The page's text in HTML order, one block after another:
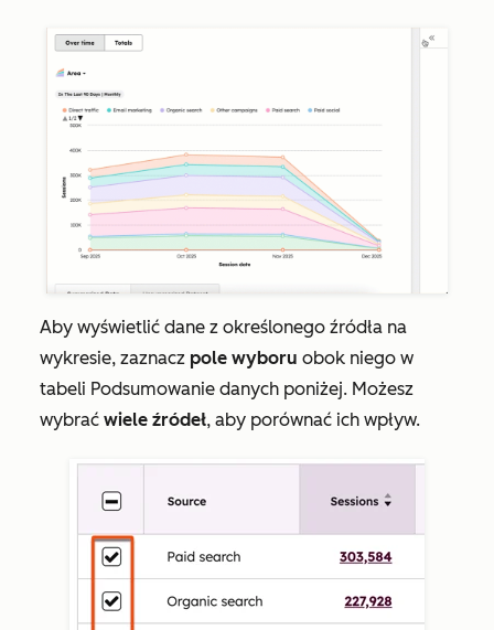
Aby wyświetlić dane z określonego źródła na
wykresie, zaznacz pole wyboru obok niego w
tabeli Podsumowanie danych poniżej. Możesz
wybrać wiele źródeł, aby porównać ich wpływ.